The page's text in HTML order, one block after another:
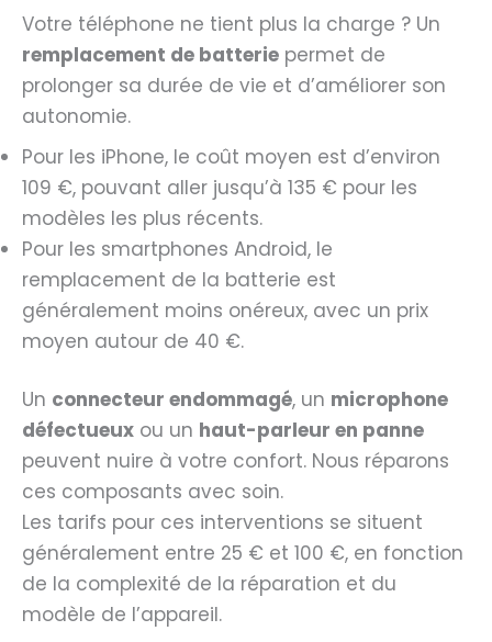
Votre téléphone ne tient plus la charge ? Un
remplacement de batterie permet de
prolonger sa durée de vie et d’améliorer son
autonomie.
Pour les iPhone, le coût moyen est d’environ
109 €, pouvant aller jusqu’à 135 € pour les
modèles les plus récents.
Pour les smartphones Android, le
remplacement de la batterie est
généralement moins onéreux, avec un prix
moyen autour de 40 €.
Un connecteur endommagé, un microphone
défectueux ou un haut-parleur en panne
peuvent nuire à votre confort. Nous réparons
ces composants avec soin.
Les tarifs pour ces interventions se situent
généralement entre 25 € et 100 €, en fonction
de la complexité de la réparation et du
modèle de l’appareil.